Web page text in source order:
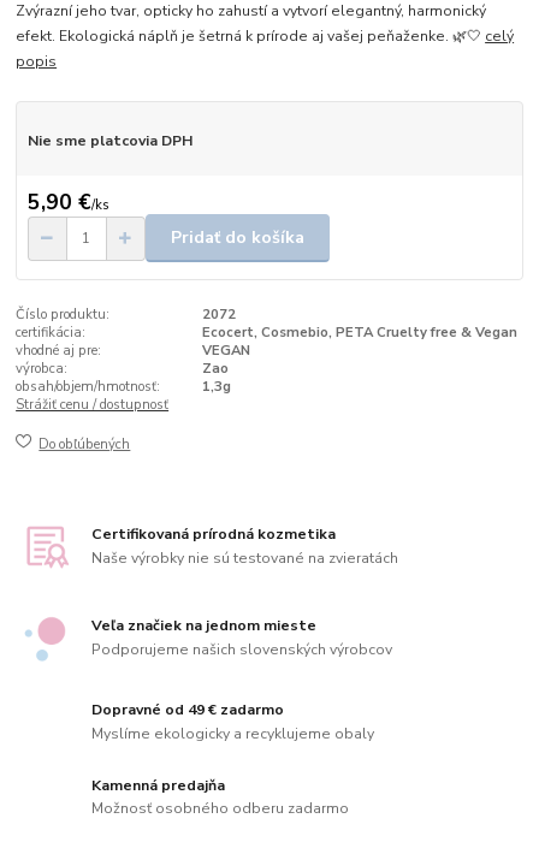
Zvýrazní jeho tvar, opticky ho zahustí a vytvorí elegantný, harmonický
efekt. Ekologická náplň je šetrná k prírode aj vašej peňaženke. 🌿🤍 celý
popis
Nie sme platcovia DPH
5,90 €/ks
Pridať do košíka
Číslo produktu:
2072
certifikácia:
Ecocert, Cosmebio, PETA Cruelty free & Vegan
vhodné aj pre:
VEGAN
výrobca:
Zao
obsah/objem/hmotnosť:
1,3g
Strážiť cenu / dostupnosť
Do obľúbených
Certifikovaná prírodná kozmetika
Naše výrobky nie sú testované na zvieratách
Veľa značiek na jednom mieste
Podporujeme našich slovenských výrobcov
Dopravné od 49 € zadarmo
Myslíme ekologicky a recyklujeme obaly
Kamenná predajňa
Možnosť osobného odberu zadarmo